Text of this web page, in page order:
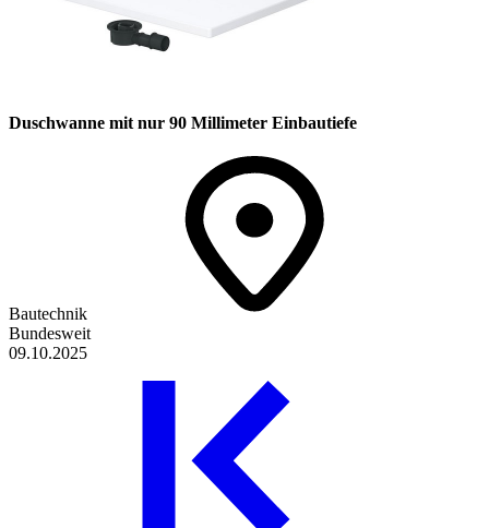
Duschwanne mit nur 90 Millimeter Einbautiefe
Bautechnik
Bundesweit
09.10.2025